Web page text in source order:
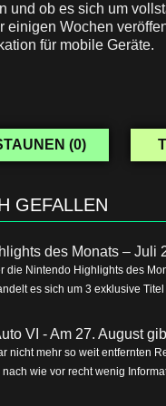
und ob es sich um
einigen Wochen
für mobile Geräte.
(0)
GEFALLEN
des Monats – Juli
die Nintendo Highlights des
es sich um 3 exklusive Titel
VI - Am 27. August
nicht mehr so weit entfernten
nach wie vor recht wenig